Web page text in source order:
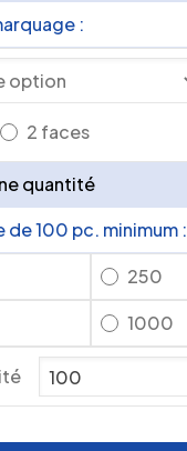
:
2 faces
quantité
de 100 pc. minimum :
250
1000